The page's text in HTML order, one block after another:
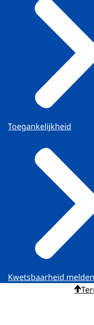
Toegankelijkheid
Kwetsbaarheid melden